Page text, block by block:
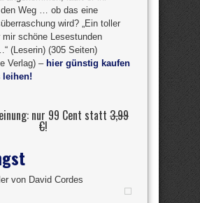
Weg … ob das eine
wird? „Ein toller
mir schöne Lesestunden
(Leserin) (305 Seiten)
Verlag) – hier günstig kaufen
leihen!
nur 99 Cent statt 3,99
€!
von David Cordes